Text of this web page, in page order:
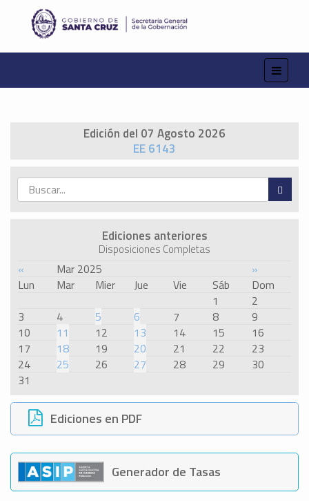
Edición del 07 Agosto 2026
EE 6143
Ediciones anteriores
Disposiciones Completas
« Mar 2025
»
Lun
Mar Mier Jue Vie Sáb
Dom
1
2
3
4 5 6 7 8
9
10
11 12 13 14 15
16
17
18 19 20 21 22
23
24
25 26 27 28 29
30
31
Ediciones en PDF
Generador de Tasas